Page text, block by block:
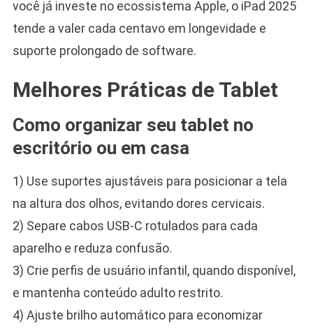
você já investe no ecossistema Apple, o iPad 2025
tende a valer cada centavo em longevidade e
suporte prolongado de software.
Melhores Práticas de Tablet
Como organizar seu tablet no
escritório ou em casa
1) Use suportes ajustáveis para posicionar a tela
na altura dos olhos, evitando dores cervicais.
2) Separe cabos USB-C rotulados para cada
aparelho e reduza confusão.
3) Crie perfis de usuário infantil, quando disponível,
e mantenha conteúdo adulto restrito.
4) Ajuste brilho automático para economizar